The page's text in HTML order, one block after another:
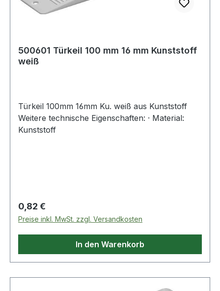
500601 Türkeil 100 mm 16 mm Kunststoff
weiß
Türkeil 100mm 16mm Ku. weiß aus Kunststoff
Weitere technische Eigenschaften: · Material:
Kunststoff
Regulärer Preis:
0,82 €
Preise inkl. MwSt. zzgl. Versandkosten
In den Warenkorb